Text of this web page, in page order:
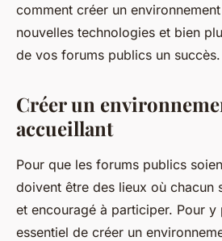
comment créer un
nouvelles technologies et bien
de vos forums publics un succès.
Créer un
accueillant
Pour que les forums publics
doivent être des lieux où chacun
et encouragé à participer. Pour y
essentiel de créer un